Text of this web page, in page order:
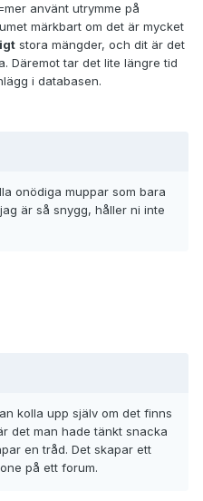
använt utrymme på
märkbart om det är mycket
stora mängder, och dit är det
Däremot tar det lite längre tid
i databasen.
onödiga muppar som bara
är så snygg, håller ni inte
kolla upp själv om det finns
det man hade tänkt snacka
en tråd. Det skapar ett
på ett forum.